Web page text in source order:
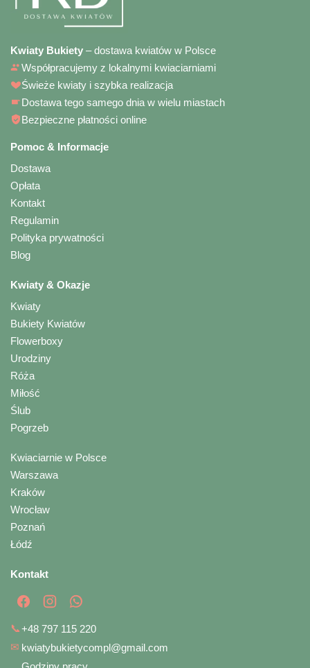
Kwiaty Bukiety – dostawa kwiatów w Polsce
Współpracujemy z lokalnymi kwiaciarniami
Świeże kwiaty i szybka realizacja
Dostawa tego samego dnia w wielu miastach
Bezpieczne płatności online
Pomoc & Informacje
Dostawa
Opłata
Kontakt
Regulamin
Polityka prywatności
Blog
Kwiaty & Okazje
Kwiaty
Bukiety Kwiatów
Flowerboxy
Urodziny
Róża
Miłość
Ślub
Pogrzeb
Kwiaciarnie w Polsce
Warszawa
Kraków
Wrocław
Poznań
Łódź
Kontakt
📞+48 797 115 220
✉ kwiatybukietycompl@gmail.com